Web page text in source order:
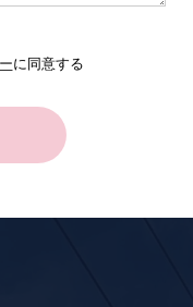
に同意する